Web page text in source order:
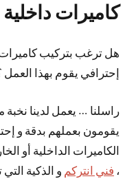
كاميرات داخلية
هل ترغب بتركيب
إحترافي يقوم بهذا العمل
راسلنا … يعمل لدينا نخبة
يقومون بعملهم بدقة و
الكاميرات الداخلية أو
، فني انتركم و الذكية